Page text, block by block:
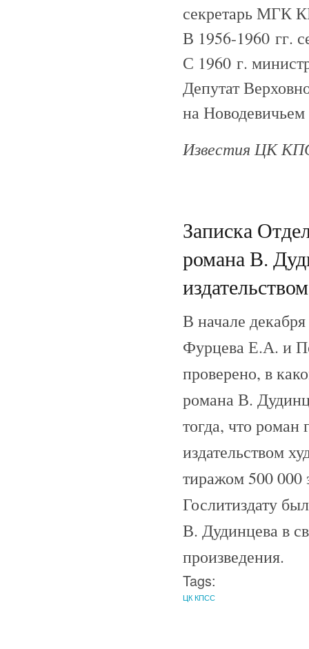
секретарь МГК
В 1956-1960 гг.
С 1960 г.
Депутат
на
Известия ЦК
Записка
романа В.
В начале
Фурцева Е.А. и
проверено, в
романа В.
тогда, что роман
издательством
тиражом 500 000
Гослитиздату
В. Дудинцева в
произведения.
Tags:
ЦК КПСС